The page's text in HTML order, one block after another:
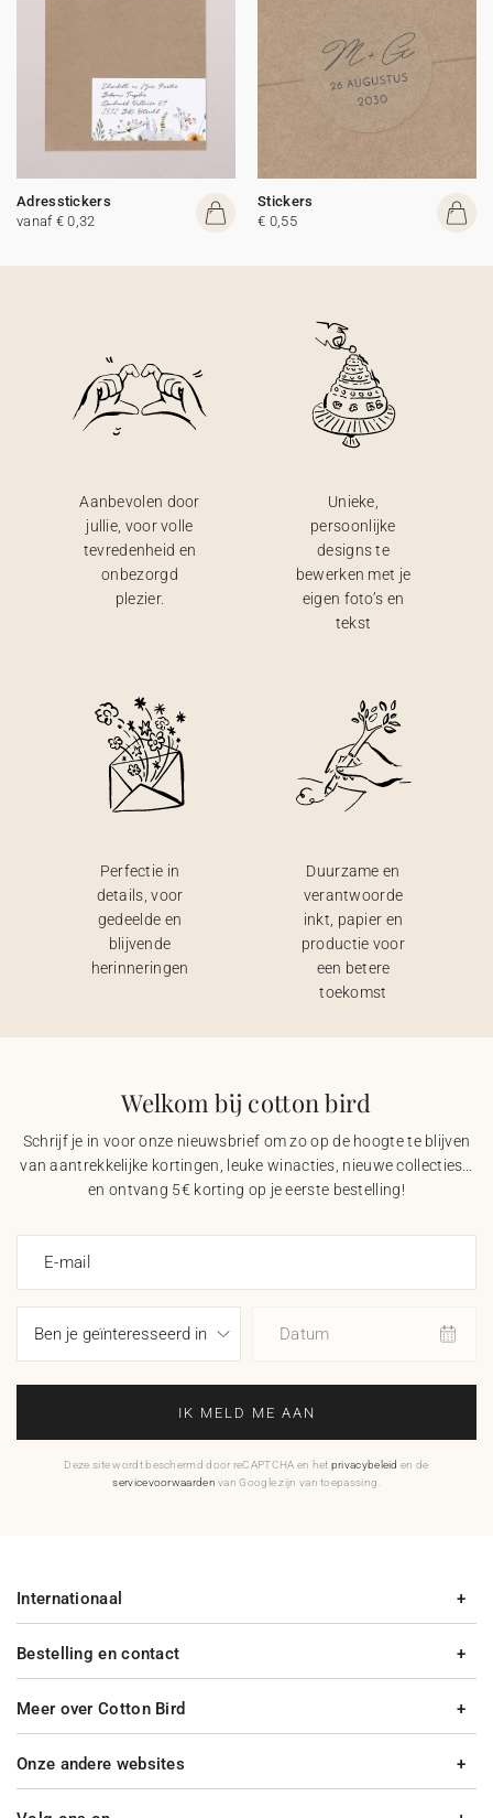
Adresstickers
vanaf € 0,32
Stickers
€ 0,55
Aanbevolen door
jullie, voor volle
tevredenheid en
onbezorgd
plezier.
Unieke,
persoonlijke
designs te
bewerken met je
eigen foto’s en
tekst
Perfectie in
details, voor
gedeelde en
blijvende
herinneringen
Duurzame en
verantwoorde
inkt, papier en
productie voor
een betere
toekomst
Welkom bij cotton bird
Schrijf je in voor onze nieuwsbrief om zo op de hoogte te blijven
van aantrekkelijke kortingen, leuke winacties, nieuwe collecties…
en ontvang 5€ korting op je eerste bestelling!
E-mail
Datum
IK MELD ME AAN
Deze site wordt beschermd door reCAPTCHA en het privacybeleid en de
servicevoorwaarden van Google zijn van toepassing.
Bestelling en contact
Meer over Cotton Bird
Internationaal
Onze andere websites